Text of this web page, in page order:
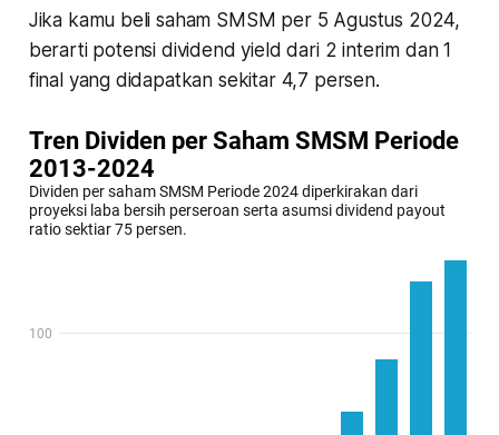
Jika kamu beli saham SMSM per 5 Agustus 2024,
berarti potensi dividend yield dari 2 interim dan 1
final yang didapatkan sekitar 4,7 persen.